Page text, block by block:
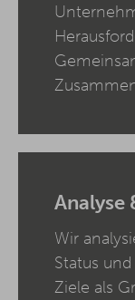
Analyse
Wir
Status
Ziele als